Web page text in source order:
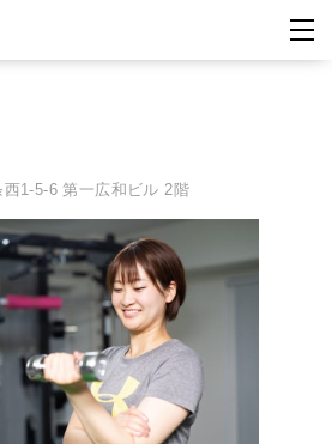
1-5-6 第一広和ビル 2階